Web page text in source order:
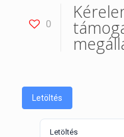
0
Letöltés
Letöltés